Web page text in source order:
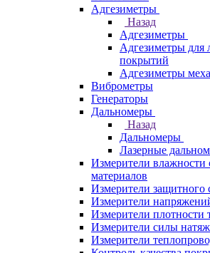
Адгезиметры
Назад
Адгезиметры
Адгезиметры для
покрытий
Адгезиметры
Виброметры
Генераторы
Дальномеры
Назад
Дальномеры
Лазерные
Измерители влажности
материалов
Измерители защитного
Измерители
Измерители плотности
Измерители силы
Измерители